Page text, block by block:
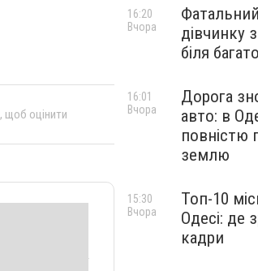
, щоб оцінити
дівчинку
біля
16:20
Вчора
Дорога
авто: в
повністю
землю
16:01
Вчора
Топ-10
Одесі: де
кадри
15:30
Вчора